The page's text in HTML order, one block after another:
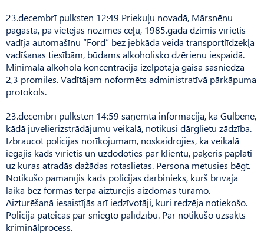
23.decembrī pulksten 12:49 Priekuļu novadā, Mārsnēnu
pagastā, pa vietējas nozīmes ceļu, 1985.gadā dzimis vīrietis
vadīja automašīnu “Ford” bez jebkāda veida transportlīdzekļa
vadīšanas tiesībām, būdams alkoholisko dzērienu iespaidā.
Minimālā alkohola koncentrācija izelpotajā gaisā sasniedza
2,3 promiles. Vadītājam noformēts administratīvā pārkāpuma
protokols.
23.decembrī pulksten 14:59 saņemta informācija, ka Gulbenē,
kādā juvelierizstrādājumu veikalā, notikusi dārglietu zādzība.
Izbraucot policijas norīkojumam, noskaidrojies, ka veikalā
iegājis kāds vīrietis un uzdodoties par klientu, paķēris paplāti
uz kuras atradās dažādas rotaslietas. Persona metusies bēgt.
Notikušo pamanījis kāds policijas darbinieks, kurš brīvajā
laikā bez formas tērpa aizturējis aizdomās turamo.
Aizturēšanā iesaistījās arī iedzīvotāji, kuri redzēja notiekošo.
Policija pateicas par sniegto palīdzību. Par notikušo uzsākts
kriminālprocess.